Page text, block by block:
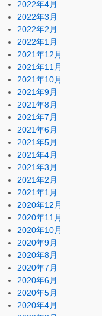
2022年4月
2022年3月
2022年2月
2022年1月
2021年12月
2021年11月
2021年10月
2021年9月
2021年8月
2021年7月
2021年6月
2021年5月
2021年4月
2021年3月
2021年2月
2021年1月
2020年12月
2020年11月
2020年10月
2020年9月
2020年8月
2020年7月
2020年6月
2020年5月
2020年4月